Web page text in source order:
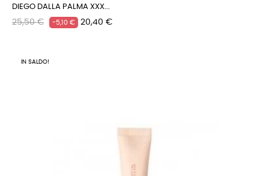
DIEGO DALLA PALMA XXX...
Prezzo
25,50 € -5,10 € Prezzo
20,40 €
IN SALDO!